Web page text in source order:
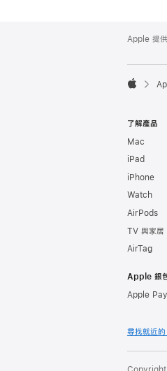
Footer
Apple 提供

了解產品
Mac
iPad
iPhone
Watch
AirPods
TV 與家居
AirTag
Apple 銀
Apple Pay
尋找就近